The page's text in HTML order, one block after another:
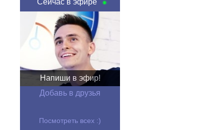
Сейчас в эфире
Напиши в эфир!
Добавь в друзья
Посмотреть всех :)